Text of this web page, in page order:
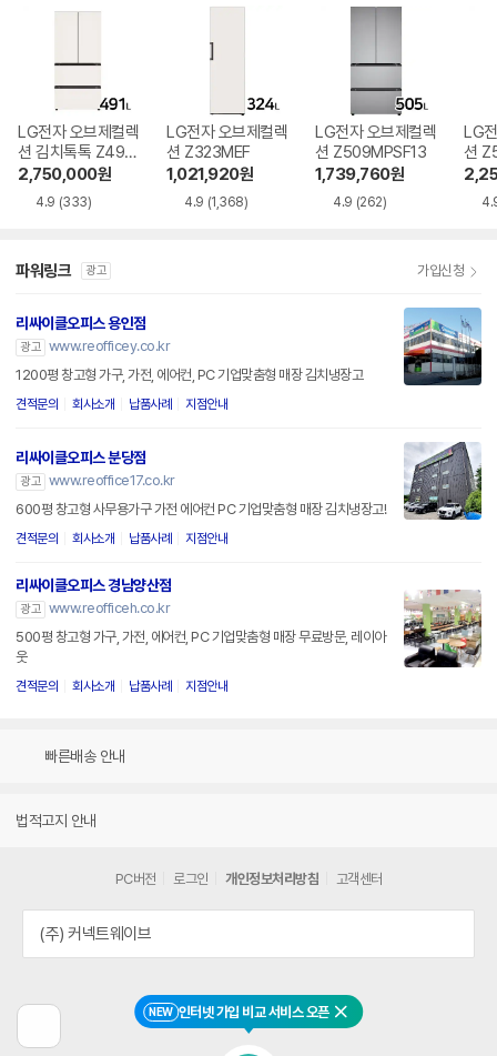
NEW 인터넷 가입 비교 서비스 오픈 닫기
LG전자 오브제컬렉
션 김치톡톡 Z490
MEEF11
2,750,000원
4.9 (333)
LG전자 오브제컬렉
션 Z323MEF
1,021,920원
4.9 (1,368)
LG전자 오브제컬렉
션 Z509MPSF13
1,739,760원
4.9 (262)
LG
션
파워링크 광고 가입신청
리싸이클오피스 용인점
광고 www.reofficey.co.kr
1200평 창고형 가구, 가전, 에어컨, PC 기업맞춤형 매장 김치냉장고
견적문의 회사소개 납품사례 지점안내
리싸이클오피스 분당점
광고 www.reoffice17.co.kr
600평 창고형 사무용가구 가전 에어컨 PC 기업맞춤형 매장 김치냉장고!
견적문의 회사소개 납품사례 지점안내
리싸이클오피스 경남양산점
광고 www.reofficeh.co.kr
500평 창고형 가구, 가전, 에어컨, PC 기업맞춤형 매장 무료방문, 레이아
웃
견적문의 회사소개 납품사례 지점안내
빠른배송 안내
법적고지 안내
전
PC버전 로그인 개인정보처리방침 고객센터
(주) 커넥트웨이브